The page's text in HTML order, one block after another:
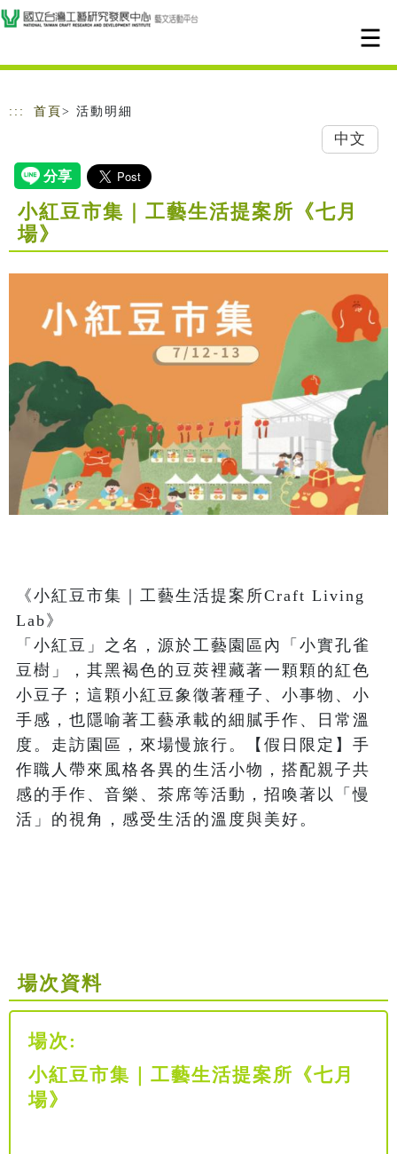
跳到主要內容
網站導覽
::: 首頁 > 活動明細
中文
小紅豆市集｜工藝生活提案所《七月
場》
《小紅豆市集｜工藝生活提案所Craft Living
Lab》
「小紅豆」之名，源於工藝園區內「小實孔雀
豆樹」，其黑褐色的豆莢裡藏著一顆顆的紅色
小豆子；這顆小紅豆象徵著種子、小事物、小
手感，也隱喻著工藝承載的細膩手作、日常溫
度。走訪園區，來場慢旅行。【假日限定】手
作職人帶來風格各異的生活小物，搭配親子共
感的手作、音樂、茶席等活動，招喚著以「慢
活」的視角，感受生活的溫度與美好。
場次資料
場次:
小紅豆市集｜工藝生活提案所《七月
場》